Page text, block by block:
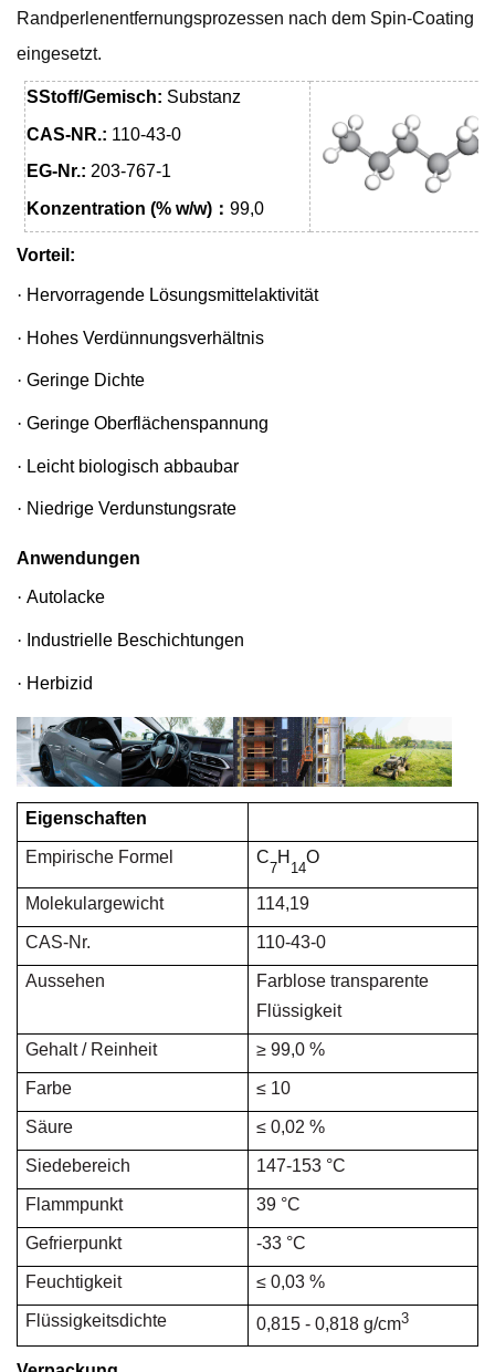
Randperlenentfernungsprozessen nach dem Spin-Coating
eingesetzt.
SStoff/Gemisch: Substanz
CAS-NR.: 110-43-0
EG-Nr.: 203-767-1
Konzentration (% w/w)： 99,0
Vorteil:
· Hervorragende Lösungsmittelaktivität
· Hohes Verdünnungsverhältnis
· Geringe Dichte
· Geringe Oberflächenspannung
· Leicht biologisch abbaubar
· Niedrige Verdunstungsrate
Anwendungen
· Autolacke
· Industrielle Beschichtungen
· Herbizid
Eigenschaften
Empirische Formel C
7
H
14
O
Molekulargewicht 114,19
CAS-Nr. 110-43-0
Aussehen
Farblose transparente
Flüssigkeit
Gehalt / Reinheit ≥ 99,0 %
Farbe ≤ 10
Säure ≤ 0,02 %
Siedebereich 147-153 °C
Flammpunkt 39 °C
Gefrierpunkt -33 °C
Feuchtigkeit ≤ 0,03 %
Flüssigkeitsdichte 0,815 - 0,818 g/cm3